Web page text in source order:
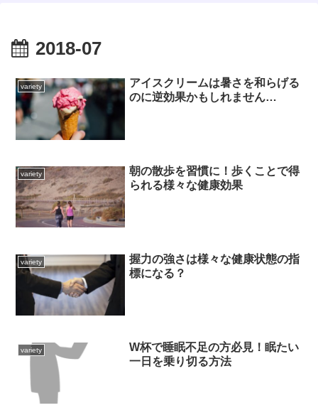
2018-07
variety
アイスクリームは暑さを和らげる
のに逆効果かもしれません…
variety
朝の散歩を習慣に！歩くことで得
られる様々な健康効果
variety
握力の強さは様々な健康状態の指
標になる？
variety
W杯で睡眠不足の方必見！眠たい
一日を乗り切る方法